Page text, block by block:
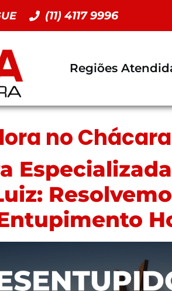
(11) 4117 9996
Regiões
no Chácara